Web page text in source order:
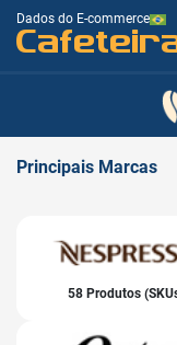
Dados do E-commerce
Principais Marcas
58 Produtos